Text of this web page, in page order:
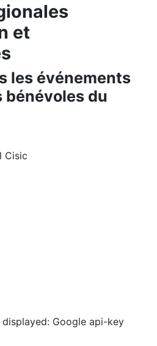
et
les événements
bénévoles du
Cisic
Google api-key